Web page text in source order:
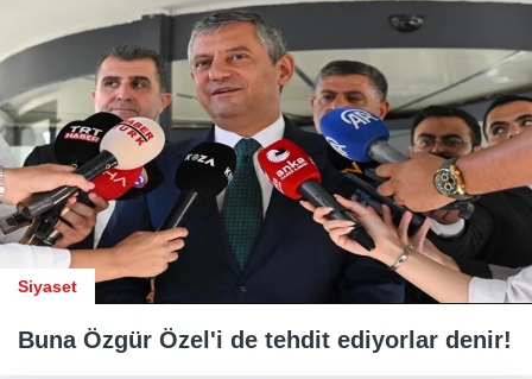
Siyaset
Buna Özgür Özel'i de tehdit ediyorlar denir!